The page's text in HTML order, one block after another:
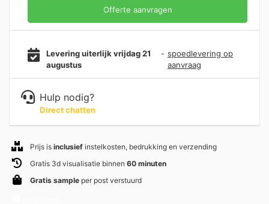
Offerte aanvragen
Levering uiterlijk vrijdag 21
augustus
- spoedlevering op
aanvraag
Hulp nodig?
Direct chatten
Prijs is inclusief instelkosten, bedrukking en verzending
Gratis 3d visualisatie binnen 60 minuten
Gratis sample per post verstuurd